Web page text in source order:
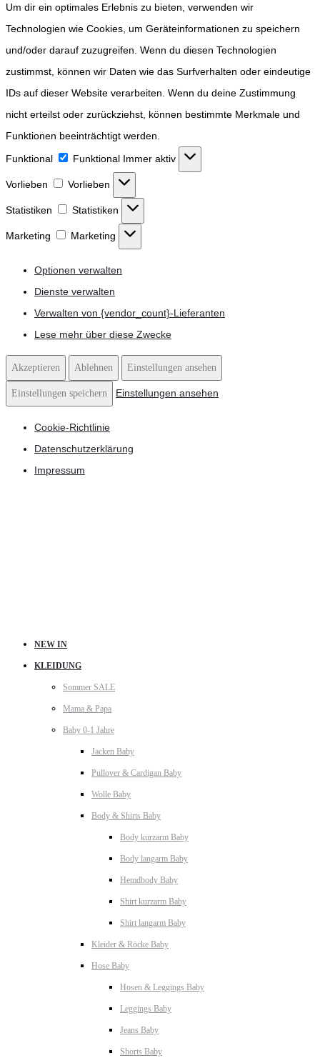
Um dir ein optimales Erlebnis zu bieten, verwenden wir
Technologien wie Cookies, um Geräteinformationen zu speichern
und/oder darauf zuzugreifen. Wenn du diesen Technologien
zustimmst, können wir Daten wie das Surfverhalten oder eindeutige
IDs auf dieser Website verarbeiten. Wenn du deine Zustimmung
nicht erteilst oder zurückziehst, können bestimmte Merkmale und
Funktionen beeinträchtigt werden.
Funktional
Funktional Immer aktiv
Vorlieben Vorlieben
Statistiken Statistiken
Marketing Marketing
Optionen verwalten
Dienste verwalten
Verwalten von {vendor_count}-Lieferanten
Lese mehr über diese Zwecke
Akzeptieren Ablehnen Einstellungen ansehen
Einstellungen speichern Einstellungen ansehen
Cookie-Richtlinie
Datenschutzerklärung
Impressum
NEW IN
KLEIDUNG
Sommer SALE
Mama & Papa
Baby 0-1 Jahre
Jacken Baby
Pullover & Cardigan Baby
Wolle Baby
Body & Shirts Baby
Body kurzarm Baby
Body langarm Baby
Hemdbody Baby
Shirt kurzarm Baby
Shirt langarm Baby
Kleider & Röcke Baby
Hose Baby
Hosen & Leggings Baby
Leggings Baby
Jeans Baby
Shorts Baby